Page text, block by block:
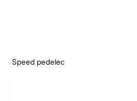
Speed pedelec